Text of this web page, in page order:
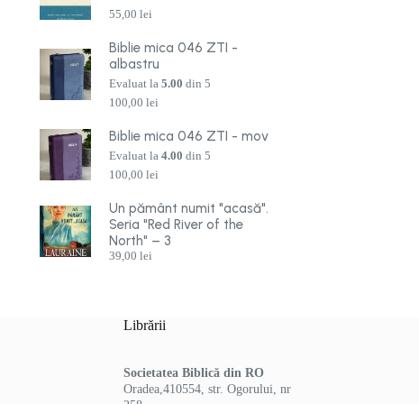
55,00lei
Biblie mica 046 ZTI -
albastru
Evaluat la5.00 din 5
100,00lei
Biblie mica 046 ZTI - mov
Evaluat la4.00 din 5
100,00lei
Un pământ numit "acasă".
Seria "Red River of the
North" – 3
39,00lei
Librării
Societatea Biblică din RO
Oradea,410554, str. Ogorului, nr